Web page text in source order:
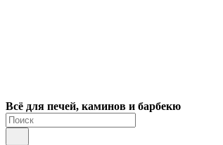
Всё для печей, каминов и барбекю